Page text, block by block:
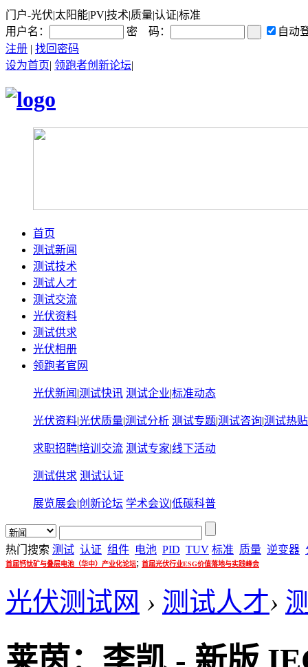
门户-光伏|太阳能|PV|技术|质量|认证|标准
用户名：
密 码：
自动
注册 | 找回密码
设为首页| 领跑者创新论坛|
首页
测试新闻
测试技术
测试人才
测试交流
光伏资料
测试供求
光伏相册
领跑者官网
光伏新闻 |测试快讯 测试企业|标准动态
光伏资料|光伏质量|测试分析 测试专题|测试咨询|测试热贴
求职招聘|培训交流 测试专家|线下活动
测试供求 测试认证
展览展会|创新论坛 学术会议|低碳科普
热门搜索 测试 认证 组件 电池 PID TUV 标准 质量 逆变器
首届钙钛矿与叠层电池（华中）产业化论坛; 首届光伏行业ESG价值落地与实践峰会
光伏测试网 › 测试人才›